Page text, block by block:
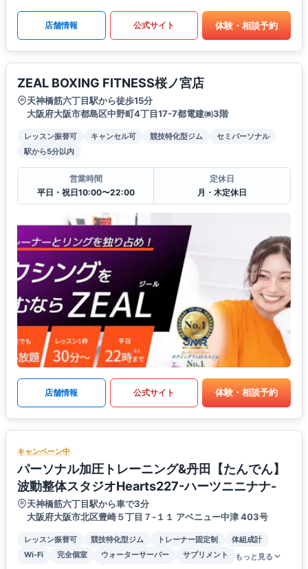
店舗情報 公式サイト 体験・相談予約
ZEAL BOXING FITNESS桜ノ宮店
天神橋筋六丁目駅から徒歩15分
大阪府大阪市都島区中野町4丁目17-7都電建㈱3階
レッスン振替可 キャンセル可 競技特化型ジム
セミパーソナル
駅から5分以内
営業時間
平日・祝日10:00〜22:00
定休日
月・木定休日
店舗情報 公式サイト 体験・相談予約
キャンペーン中
パーソナル加圧トレーニング&丹田【たんでん】
波動整体スタジオHearts227-ハーツニニナナ-
天神橋筋六丁目駅から車で3分
大阪府大阪市北区豊崎５丁目７-１１ アベニュー中津 403号
レッスン振替可 競技特化型ジム トレーナー固定制
体組成計
Wi-Fi
完全個室 ウォーターサーバー サプリメント もっと見る